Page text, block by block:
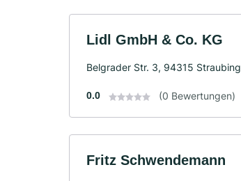
Lidl GmbH & Co. KG
Belgrader Str. 3, 94315 Straubing
0.0 (0 Bewertungen)
Fritz Schwendemann